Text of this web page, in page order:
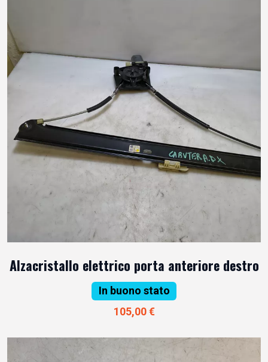
Alzacristallo elettrico porta anteriore destro
In buono stato
105,00 €